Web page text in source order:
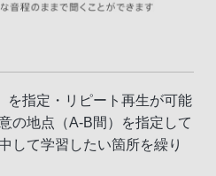
を指定・リピート再生が可能
の地点（A-B間）を指定して
して学習したい箇所を繰り